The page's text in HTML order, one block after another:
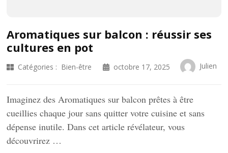
Aromatiques sur balcon : réussir ses
cultures en pot
Catégories : Bien-être octobre 17, 2025 Julien
Imaginez des Aromatiques sur balcon prêtes à être
cueillies chaque jour sans quitter votre cuisine et sans
dépense inutile. Dans cet article révélateur, vous
découvrirez …